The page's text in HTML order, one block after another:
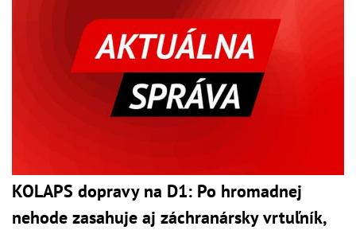
KOLAPS dopravy na D1: Po hromadnej
nehode zasahuje aj záchranársky vrtuľník,